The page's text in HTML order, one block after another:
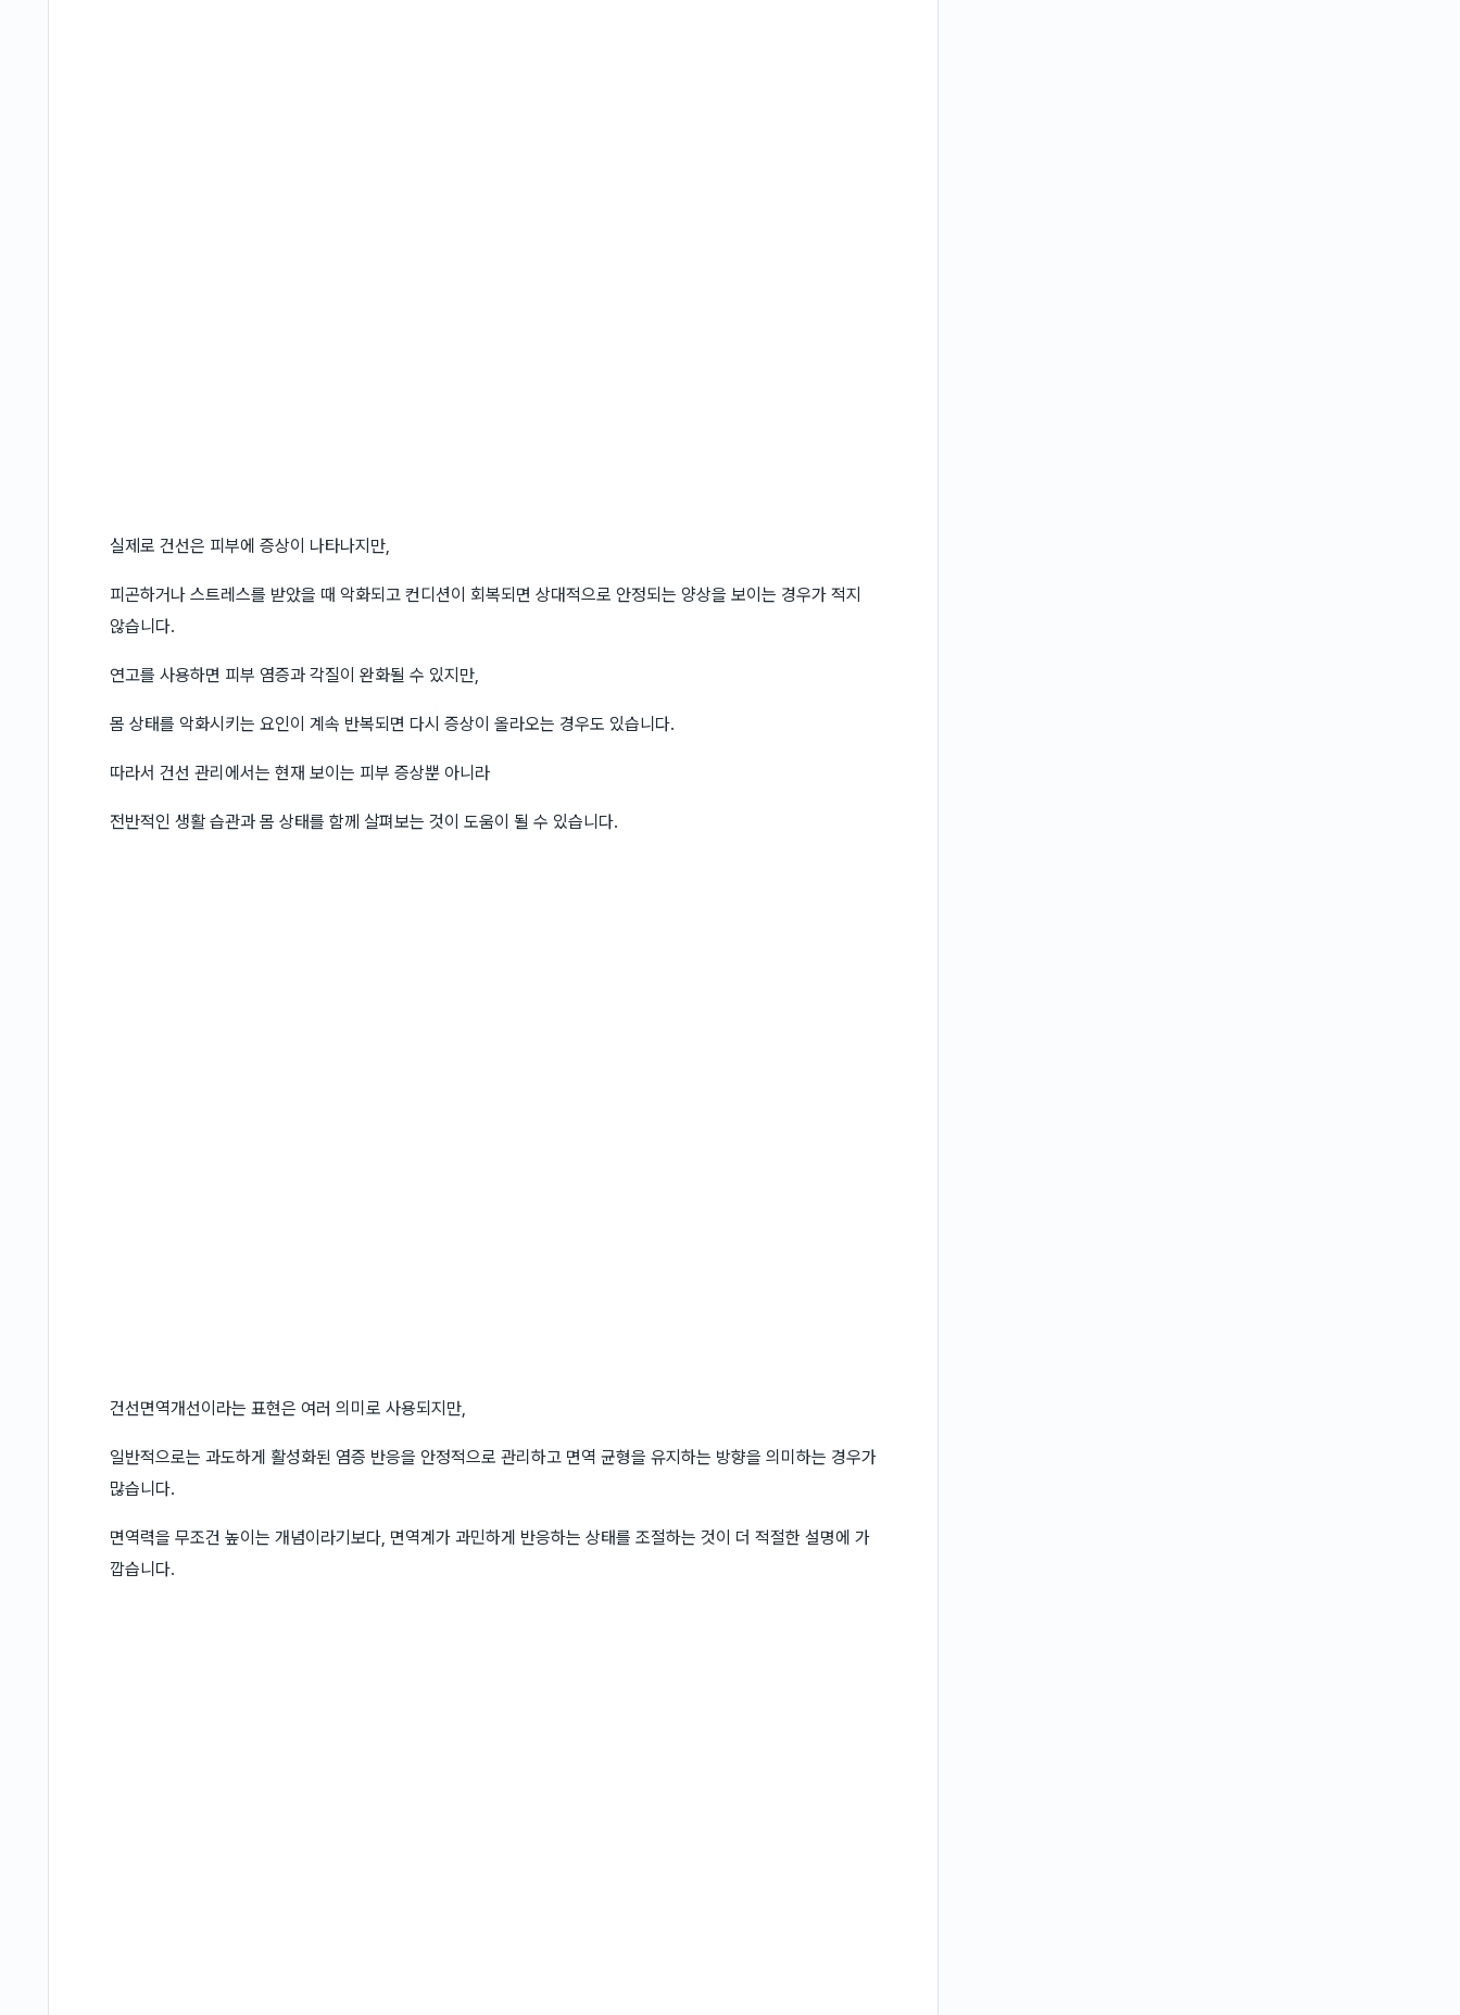
실제로 건선은 피부에 증상이 나타나지만,
피곤하거나 스트레스를 받았을 때 악화되고 컨디션이 회복되면 상대적으로 안정되는 양상을 보이는 경우가 적지
않습니다.
연고를 사용하면 피부 염증과 각질이 완화될 수 있지만,
몸 상태를 악화시키는 요인이 계속 반복되면 다시 증상이 올라오는 경우도 있습니다.
따라서 건선 관리에서는 현재 보이는 피부 증상뿐 아니라
전반적인 생활 습관과 몸 상태를 함께 살펴보는 것이 도움이 될 수 있습니다.
건선면역개선이라는 표현은 여러 의미로 사용되지만,
일반적으로는 과도하게 활성화된 염증 반응을 안정적으로 관리하고 면역 균형을 유지하는 방향을 의미하는 경우가
많습니다.
면역력을 무조건 높이는 개념이라기보다, 면역계가 과민하게 반응하는 상태를 조절하는 것이 더 적절한 설명에 가
깝습니다.